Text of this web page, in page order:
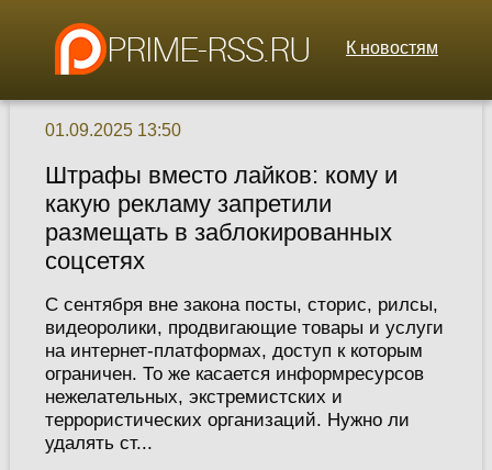
К новостям
01.09.2025 13:50
Штрафы вместо лайков: кому и
какую рекламу запретили
размещать в заблокированных
соцсетях
С сентября вне закона посты, сторис, рилсы,
видеоролики, продвигающие товары и услуги
на интернет-платформах, доступ к которым
ограничен. То же касается информресурсов
нежелательных, экстремистских и
террористических организаций. Нужно ли
удалять ст...